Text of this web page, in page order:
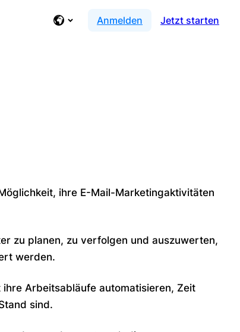
Anmelden Jetzt starten
ihre E-Mail-Marketingaktivitäten
zu planen, zu verfolgen und auszuwerten,
werden.
Arbeitsabläufe automatisieren, Zeit
sind.